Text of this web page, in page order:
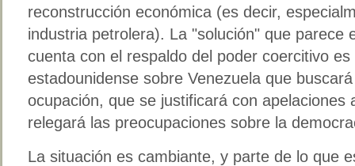
reconstrucción económica (es decir,
industria petrolera). La "solución" que parece
cuenta con el respaldo del poder coercitivo
estadounidense sobre Venezuela que
ocupación, que se justificará con apelaciones
relegará las preocupaciones sobre la
La situación es cambiante, y parte de lo que